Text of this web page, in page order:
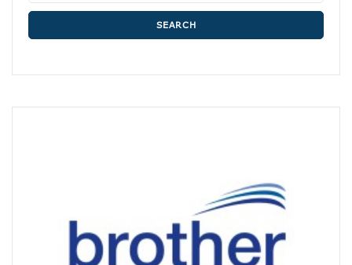
SEARCH